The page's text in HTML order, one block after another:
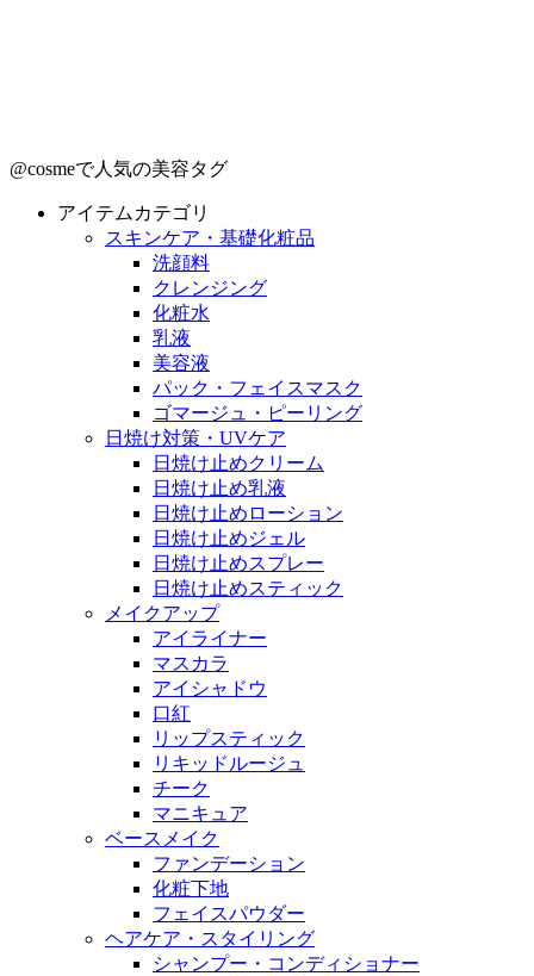
@cosmeで人気の美容タグ
アイテムカテゴリ
スキンケア・基礎化粧品
洗顔料
クレンジング
化粧水
乳液
美容液
パック・フェイスマスク
ゴマージュ・ピーリング
日焼け対策・UVケア
日焼け止めクリーム
日焼け止め乳液
日焼け止めローション
日焼け止めジェル
日焼け止めスプレー
日焼け止めスティック
メイクアップ
アイライナー
マスカラ
アイシャドウ
口紅
リップスティック
リキッドルージュ
チーク
マニキュア
ベースメイク
ファンデーション
化粧下地
フェイスパウダー
ヘアケア・スタイリング
シャンプー・コンディショナー